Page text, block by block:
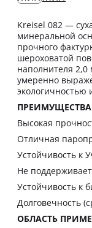
Kreisel 082 —
минеральной
прочного
шероховатой
наполнителя
умеренно
экологичностью
ПРЕИМУЩЕСТВА
Высокая
Отличная
Устойчивость к
Не
Устойчивость к
Долговечность
ОБЛАСТЬ